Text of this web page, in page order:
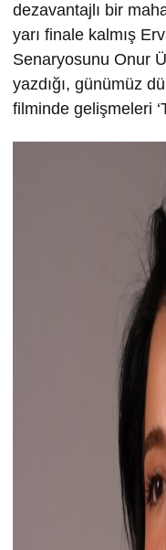
dezavantajlı bir
yarı finale kalmış
Senaryosunu Onur
yazdığı, günümüz
filminde gelişmeleri